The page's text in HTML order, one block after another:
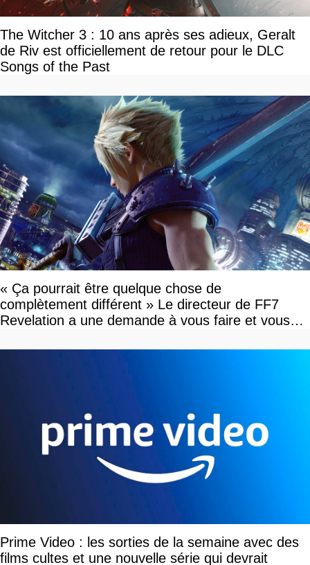
The Witcher 3 : 10 ans après ses adieux, Geralt
de Riv est officiellement de retour pour le DLC
Songs of the Past
« Ça pourrait être quelque chose de
complètement différent » Le directeur de FF7
Revelation a une demande à vous faire et vous
Prime Video : les sorties de la semaine avec des
films cultes et une nouvelle série qui devrait